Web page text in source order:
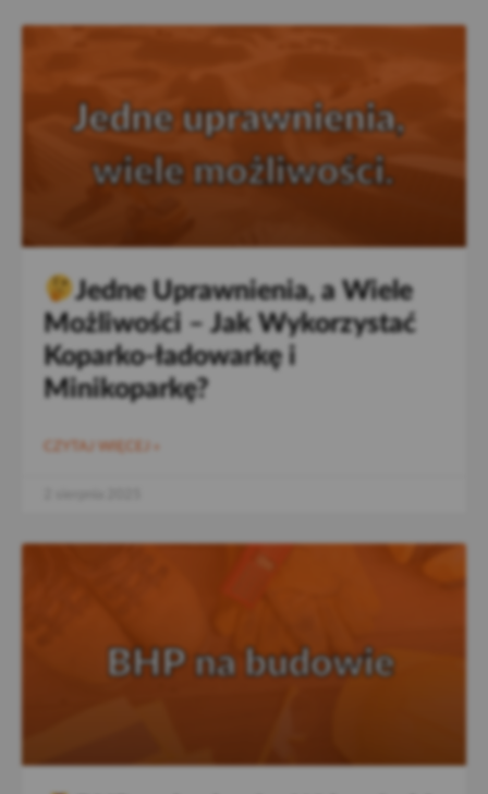
Jedne Uprawnienia, a Wiele
Możliwości – Jak Wykorzystać
Koparko-ładowarkę i
Minikoparkę?